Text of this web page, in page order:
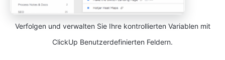
Verfolgen und verwalten Sie Ihre kontrollierten Variablen mit
ClickUp Benutzerdefinierten Feldern.